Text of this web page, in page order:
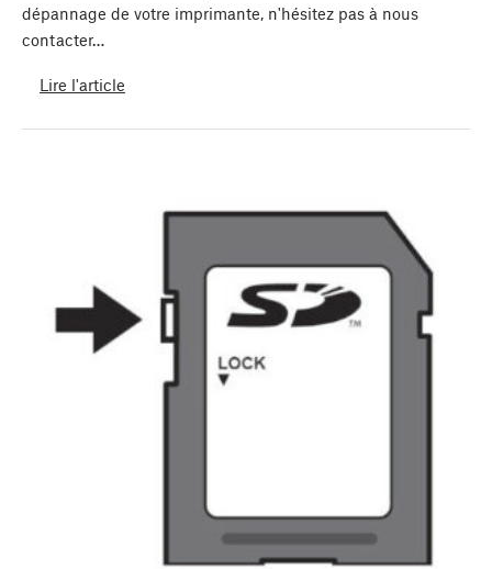
dépannage de votre imprimante, n'hésitez pas à nous
contacter…
Lire l'article